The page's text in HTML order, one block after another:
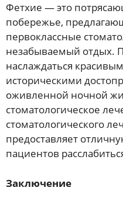
Фетхие — это
побережье,
первоклассные
незабываемый отдых.
наслаждаться
историческими
оживленной ночной
стоматологическое
стоматологического
предоставляет
пациентов
Заключение